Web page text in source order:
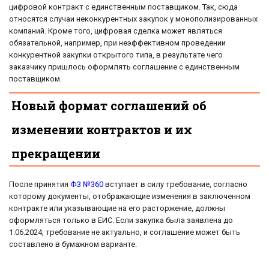
цифровой контракт с единственным поставщиком. Так, сюда
относятся случаи неконкурентных закупок у монополизированных
компаний. Кроме того, цифровая сделка может являться
обязательной, например, при неэффективном проведении
конкурентной закупки открытого типа, в результате чего
заказчику пришлось оформлять соглашение с единственным
поставщиком.
Новый формат соглашений об
изменении контрактов и их
прекращении
После принятия ФЗ №360 вступает в силу требование, согласно
которому документы, отображающие изменения в заключенном
контракте или указывающие на его расторжение, должны
оформляться только в ЕИС. Если закупка была заявлена до
1.06.2024, требование не актуально, и соглашение может быть
составлено в бумажном варианте.